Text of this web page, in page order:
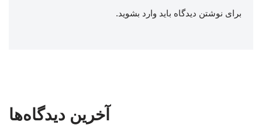
برای نوشتن دیدگاه باید وارد بشوید.
آخرین دیدگاه‌ها